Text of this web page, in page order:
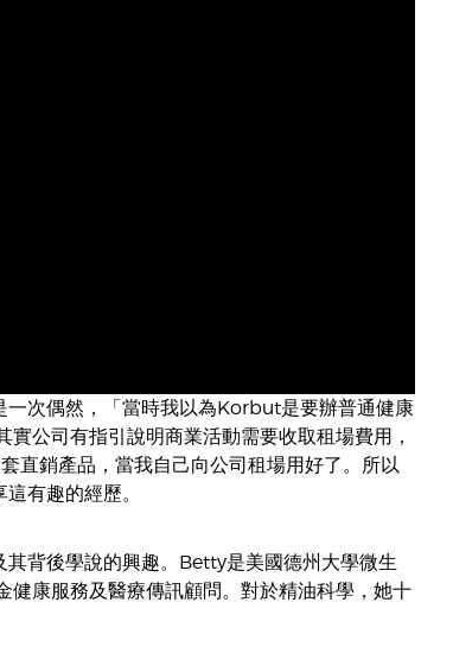
次偶然，「當時我以為Korbut是要辦普通健康
公司有指引說明商業活動需要收取租場費用，
直銷產品，當我自己向公司租場用好了。所以
有趣的經歷。
背後學說的興趣。Betty是美國德州大學微生
健康服務及醫療傳訊顧問。對於精油科學，她十